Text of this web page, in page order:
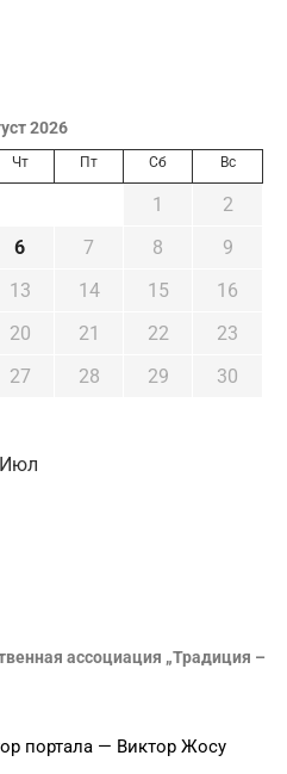
2026
Чт Пт Сб Вс
1
2
6 7 8
9
13 14 15
16
20 21 22
23
27 28 29
30
ассоциация „Традиция –
портала — Виктор Жосу